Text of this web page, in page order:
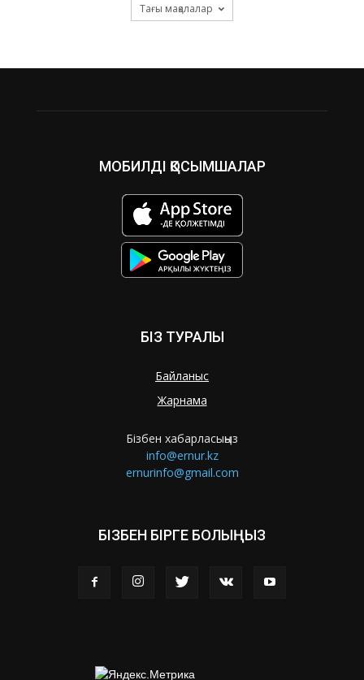
Тағы мақалалар
МОБИЛДІ ҚОСЫМШАЛАР
БІЗ ТУРАЛЫ
Байланыс
Жарнама
Бізбен хабарласыңыз
info@ernur.kz
ernurinfo@gmail.com
БІЗБЕН БІРГЕ БОЛЫҢЫЗ